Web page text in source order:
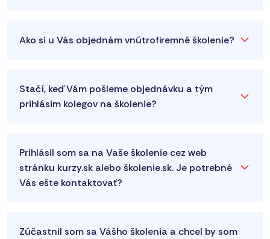
Ako si u Vás objednám vnútrofiremné školenie?
Stačí, keď Vám pošleme objednávku a tým
prihlásim kolegov na školenie?
Prihlásil som sa na Vaše školenie cez web
stránku kurzy.sk alebo školenie.sk. Je potrebné
Vás ešte kontaktovať?
Zúčastnil som sa Vášho školenia a chcel by som